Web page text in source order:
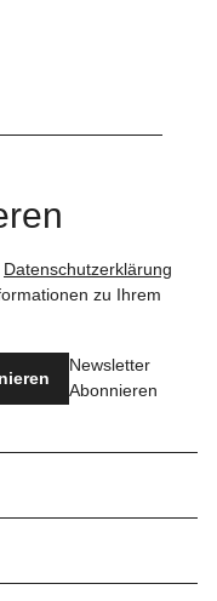
Datenschutzerklärung
zu Ihrem
Newsletter
Abonnieren